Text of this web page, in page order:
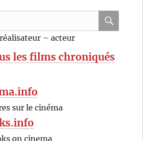
– acteur
les films chroniqués
sur le cinéma
on cinema